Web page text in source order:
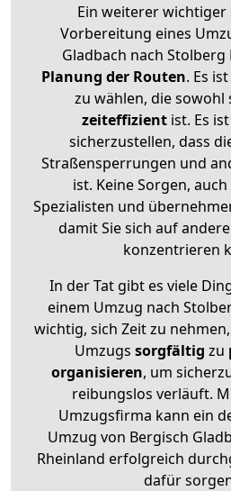
Ein weiterer
Vorbereitung eines
Gladbach nach
Planung der Routen. Es
zu wählen, die sowohl
zeiteffizientist. Es
sicherzustellen, dass
Straßensperrungen und
ist. Keine Sorgen,
Spezialisten und
damit Sie sich auf
konzentrieren
In der Tat gibt es viele
einem Umzug nach
wichtig, sich Zeit zu
Umzugs sorgfältig zu
organisieren, um
reibungslos verläuft.
Umzugsfirma kann ein
Umzug von Bergisch
Rheinland erfolgreich
dafür